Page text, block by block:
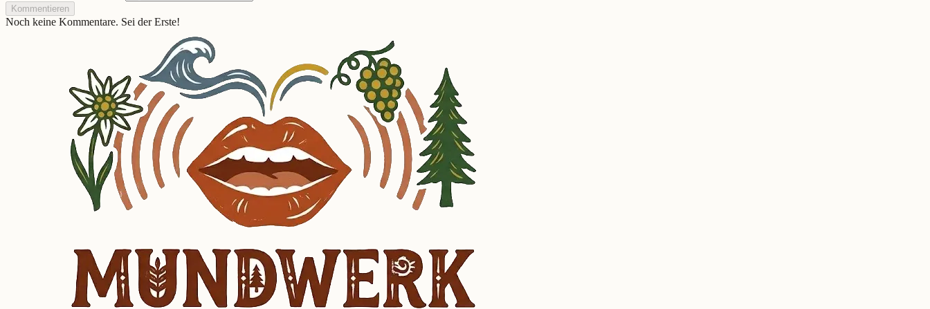
Kommentieren
Noch keine Kommentare. Sei der Erste!